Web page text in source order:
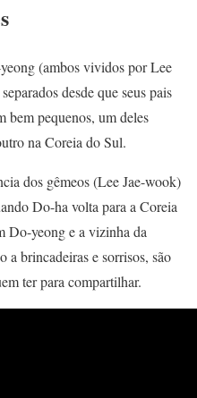
s
(ambos vividos por Lee
desde que seus pais
bem pequenos, um deles
na Coreia do Sul.
dos gêmeos (Lee Jae-wook)
Do-ha volta para a Coreia
Do-yeong e a vizinha da
brincadeiras e sorrisos, são
ter para compartilhar.